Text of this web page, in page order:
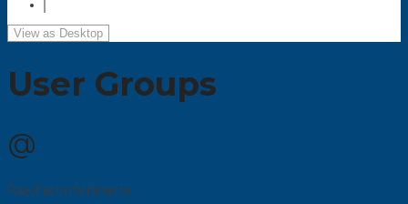
User Groups
@
Pas d’activité récente